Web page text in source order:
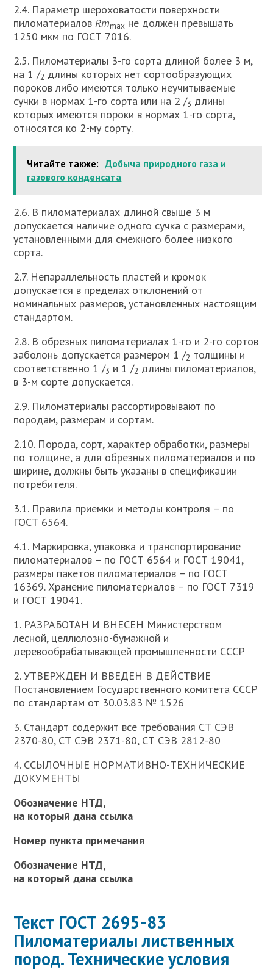
2.4. Параметр шероховатости поверхности
пиломатериаловRmmax не должен превышать
1250 мкм по ГОСТ 7016.
2.5. Пиломатериалы 3-го сорта длиной более 3 м,
на 1 /2 длины которых нет сортообразующих
пороков либо имеются только неучитываемые
сучки в нормах 1-го сорта или на 2 /3 длины
которых имеются пороки в нормах 1-го сорта,
относятся ко 2-му сорту.
Читайте также: Добыча природного газа и
газового конденсата
2.6. В пиломатериалах длиной свыше 3 м
допускается наличие одного сучка с размерами,
установленными для смежного более низкого
сорта.
2.7. Непараллельность пластей и кромок
допускается в пределах отклонений от
номинальных размеров, установленных настоящим
стандартом.
2.8. В обрезных пиломатериалах 1-го и 2-го сортов
заболонь допускается размером 1 /2 толщины и
соответственно 1 /3 и 1 /2 длины пиломатериалов,
в 3-м сорте допускается.
2.9. Пиломатериалы рассортировывают по
породам, размерам и сортам.
2.10. Порода, сорт, характер обработки, размеры
по толщине, а для обрезных пиломатериалов и по
ширине, должны быть указаны в спецификации
потребителя.
3.1. Правила приемки и методы контроля – по
ГОСТ 6564.
4.1. Маркировка, упаковка и транспортирование
пиломатериалов – по ГОСТ 6564 и ГОСТ 19041,
размеры пакетов пиломатериалов – по ГОСТ
16369. Хранение пиломатериалов – по ГОСТ 7319
и ГОСТ 19041.
1. РАЗРАБОТАН И ВНЕСЕН Министерством
лесной, целлюлозно-бумажной и
деревообрабатывающей промышленности СССР
2. УТВЕРЖДЕН И ВВЕДЕН В ДЕЙСТВИЕ
Постановлением Государственного комитета СССР
по стандартам от 30.03.83 № 1526
3. Стандарт содержит все требования СТ СЭВ
2370-80, СТ СЭВ 2371-80, СТ СЭВ 2812-80
4. ССЫЛОЧНЫЕ НОРМАТИВНО-ТЕХНИЧЕСКИЕ
ДОКУМЕНТЫ
Обозначение НТД,
на который дана ссылка
Номер пункта примечания
Обозначение НТД,
на который дана ссылка
Текст ГОСТ 2695-83
Пиломатериалы лиственных
пород. Технические условия